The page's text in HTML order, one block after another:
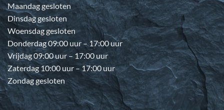
Maandag gesloten
Dinsdag gesloten
Woensdag gesloten
Donderdag 09:00 uur – 17:00 uur
Vrijdag 09:00 uur – 17:00 uur
Zaterdag 10:00 uur – 17:00 uur
Zondag gesloten